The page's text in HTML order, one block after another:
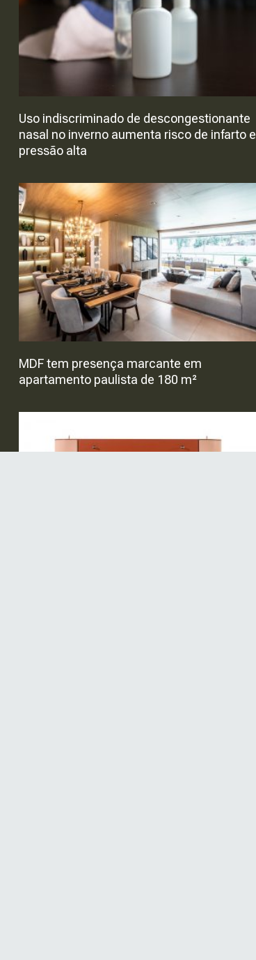
Uso indiscriminado de descongestionante
nasal no inverno aumenta risco de infarto e
pressão alta
MDF tem presença marcante em
apartamento paulista de 180 m²